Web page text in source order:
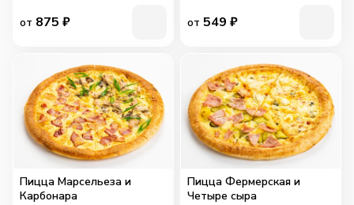
от 875 ₽ от 549 ₽
Пицца Марсельеза и
Карбонара
Пицца Фермерская и
Четыре сыра